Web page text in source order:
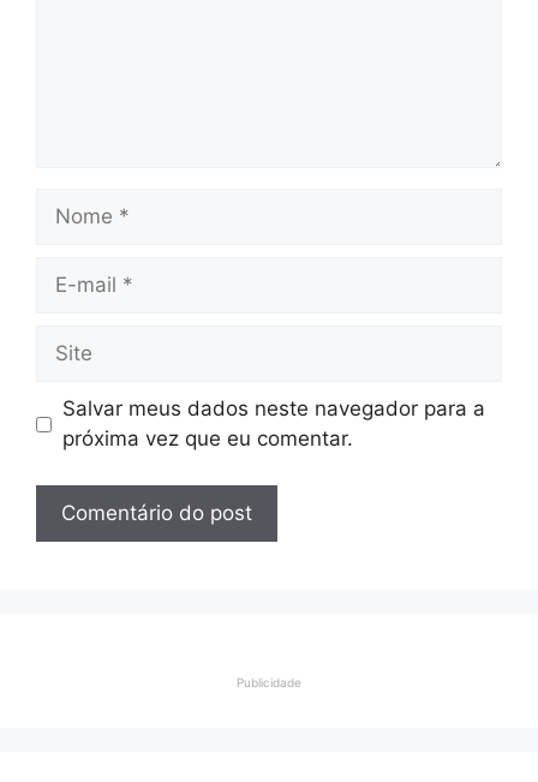
Nome
Site
Salvar meus dados neste navegador para a
próxima vez que eu comentar.
Publicidade